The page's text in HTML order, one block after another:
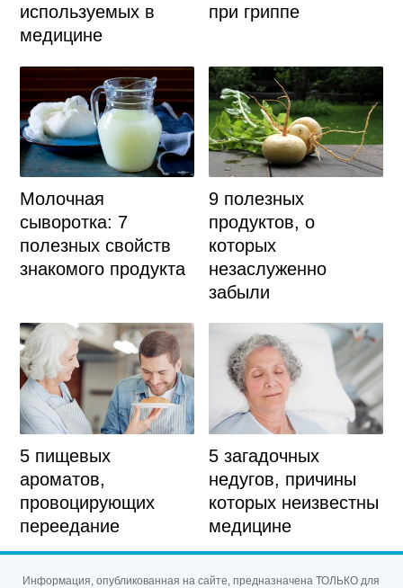
используемых в
медицине
при гриппе
Молочная
сыворотка: 7
полезных свойств
знакомого продукта
9 полезных
продуктов, о
которых
незаслуженно
забыли
5 пищевых
ароматов,
провоцирующих
переедание
5 загадочных
недугов, причины
которых неизвестны
медицине
Информация, опубликованная на сайте, предназначена ТОЛЬКО для